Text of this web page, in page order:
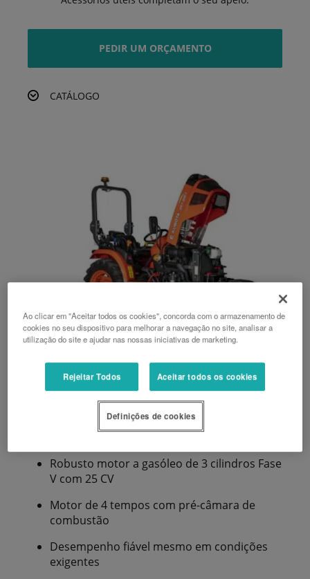
PEDIR UM ORÇAMENTO
CATÁLOGO
Robusto motor a gasóleo de 3 cilindros Fase
V com 25 CV
Motor de 4 tempos com pré-câmara de
combustão
Desempenho fiável mesmo em condições
exigentes
Ao clicar em "Aceitar todos os cookies", concorda com o armazenamento de
cookies no seu dispositivo para melhorar a navegação no site, analisar a
utilização do site e ajudar nas nossas iniciativas de marketing.
Rejeitar Todos Aceitar todos os cookies
Definições de cookies